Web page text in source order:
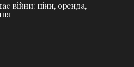
війни: ціни, оренда,